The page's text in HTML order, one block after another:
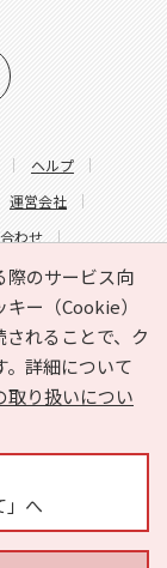
際のサービス向
ー（Cookie）
れることで、ク
。詳細について
取り扱いについ
」へ
ヘルプ
運営会社
わせ